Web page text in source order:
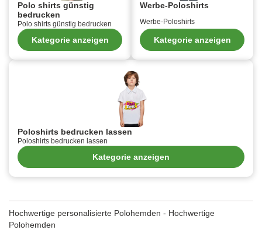
Polo shirts günstig
bedrucken
Polo shirts günstig bedrucken
Kategorie anzeigen
Werbe-Poloshirts
Werbe-Poloshirts
Kategorie anzeigen
Poloshirts bedrucken lassen
Poloshirts bedrucken lassen
Kategorie anzeigen
Hochwertige personalisierte Polohemden - Hochwertige
Polohemden